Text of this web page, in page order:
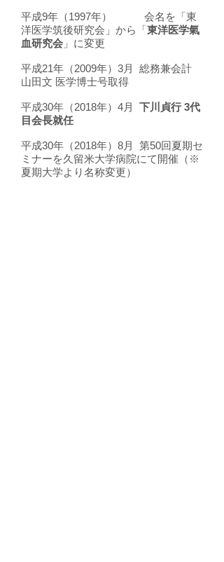
平成9年（1997年） 会名を「東
洋医学筑後研究会」から「東洋医学氣
血研究会 」に変更
平成21年（2009年）3月 総務兼会計
山田文 医学博士号取得
平成30年（2018年）4月 下川貞行 3代
目会長就任
平成30年（2018年）8月 第50回夏期セ
ミナーを久留米大学病院にて開催（※
夏期大学より名称変更）